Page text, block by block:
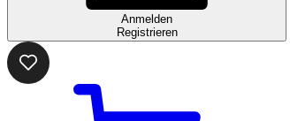
Anmelden
Registrieren